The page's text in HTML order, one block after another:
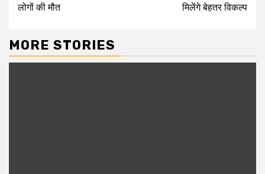
लोगों की मौत
मिलेंगे बेहतर विकल्प
MORE STORIES